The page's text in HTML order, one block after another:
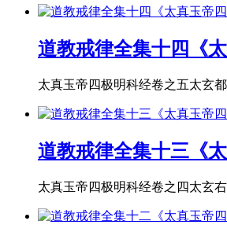
道教戒律全集十四《
太真玉帝四极明科经卷之五太玄
道教戒律全集十三《
太真玉帝四极明科经卷之四太玄